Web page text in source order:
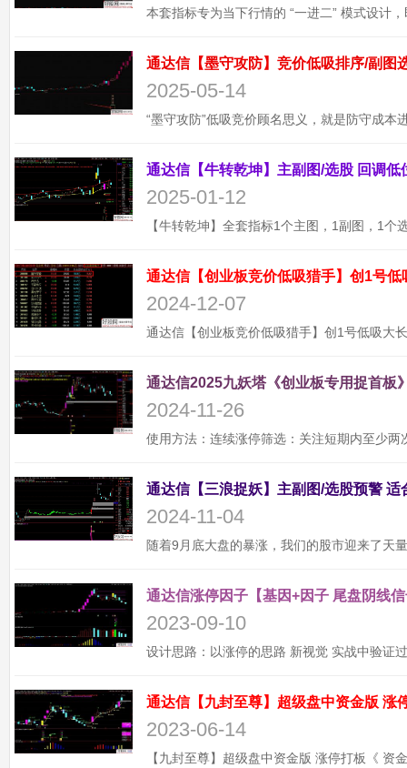
2025-05-14
2025-01-12
通达信【创业板竞价低吸猎手】创1号
2024-12-07
通达信2025九妖塔《创业板专用捉首板
2024-11-26
2024-11-04
通达信涨停因子【基因+因子 尾盘阴线
2023-09-10
2023-06-14